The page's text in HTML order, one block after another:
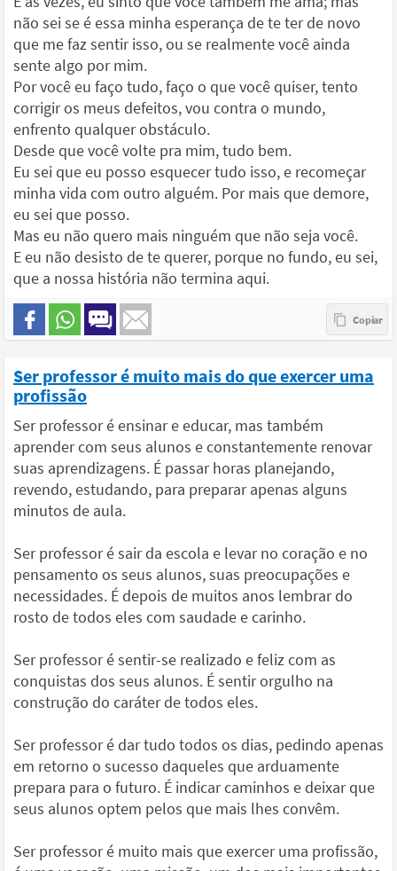
não sei se é essa minha esperança de te ter de novo
que me faz sentir isso, ou se realmente você ainda
sente algo por mim.
Por você eu faço tudo, faço o que você quiser, tento
corrigir os meus defeitos, vou contra o mundo,
enfrento qualquer obstáculo.
Desde que você volte pra mim, tudo bem.
Eu sei que eu posso esquecer tudo isso, e recomeçar
minha vida com outro alguém. Por mais que demore,
eu sei que posso.
Mas eu não quero mais ninguém que não seja você.
E eu não desisto de te querer, porque no fundo, eu sei,
que a nossa história não termina aqui.
Ser professor é muito mais do que exercer uma
profissão
Ser professor é ensinar e educar, mas também
aprender com seus alunos e constantemente renovar
suas aprendizagens. É passar horas planejando,
revendo, estudando, para preparar apenas alguns
minutos de aula.
Ser professor é sair da escola e levar no coração e no
pensamento os seus alunos, suas preocupações e
necessidades. É depois de muitos anos lembrar do
rosto de todos eles com saudade e carinho.
Ser professor é sentir-se realizado e feliz com as
conquistas dos seus alunos. É sentir orgulho na
construção do caráter de todos eles.
Ser professor é dar tudo todos os dias, pedindo apenas
em retorno o sucesso daqueles que arduamente
prepara para o futuro. É indicar caminhos e deixar que
seus alunos optem pelos que mais lhes convêm.
Ser professor é muito mais que exercer uma profissão,